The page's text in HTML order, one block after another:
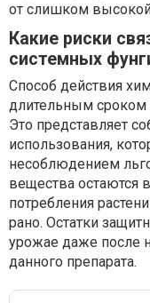
от слишком
Какие риски
системных
Способ действия
длительным сроком
Это представляет
использования,
несоблюдением
вещества остаются
потребления
рано. Остатки
урожае даже после
данного препарата.